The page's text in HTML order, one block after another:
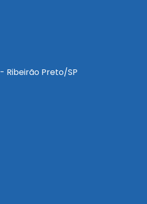
Ribeirão Preto/SP